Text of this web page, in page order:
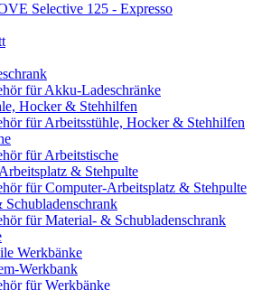
Selective 125 - Expresso
für Akku-Ladeschränke
Hocker & Stehhilfen
für Arbeitsstühle, Hocker & Stehhilfen
für Arbeitstische
& Stehpulte
für Computer-Arbeitsplatz & Stehpulte
für Material- & Schubladenschrank
Werkbänke
Werkbank
für Werkbänke